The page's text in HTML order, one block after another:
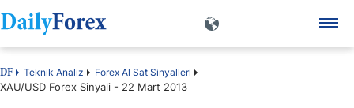
DF Teknik Analiz Forex Al Sat Sinyalleri
XAU/USD Forex Sinyali - 22 Mart 2013